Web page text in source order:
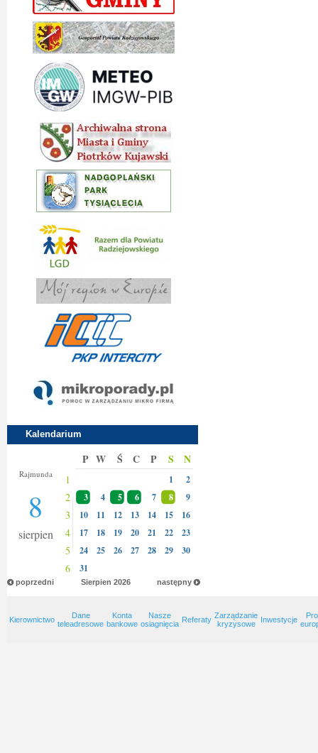
Kalendarium
Rajmunda
8
sierpien
P W Ś C P S N
1 1 2
2 3 4 5 6 7 8 9
3 10 11 12 13 14 15 16
4 17 18 19 20 21 22 23
5 24 25 26 27 28 29 30
6 31
poprzedni następny
Sierpien 2026
Kierownictwo
Dane
teleadresowe
Konta
bankowe
Nasze
osiagnięcia Referaty Zarządzanie
kryzysowe
Inwestycje